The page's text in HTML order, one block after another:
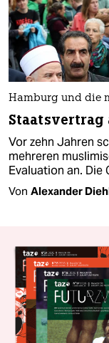
Hamburg und die
Staatsvertrag
Vor zehn Jahren
mehreren
Evaluation an. Die
Von Alexander